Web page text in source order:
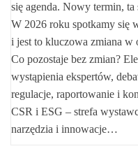
się agenda. Nowy termin, ta
W 2026 roku spotkamy się
i jest to kluczowa zmiana w
Co pozostaje bez zmian?
wystąpienia ekspertów,
regulacje, raportowanie i
CSR i ESG – strefa
narzędzia i innowacje…